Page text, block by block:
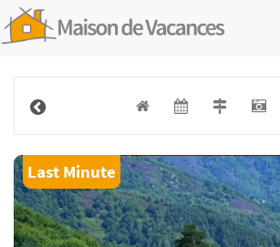
Last Minute